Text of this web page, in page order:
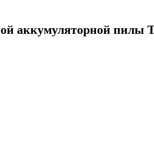
аккумуляторной пилы